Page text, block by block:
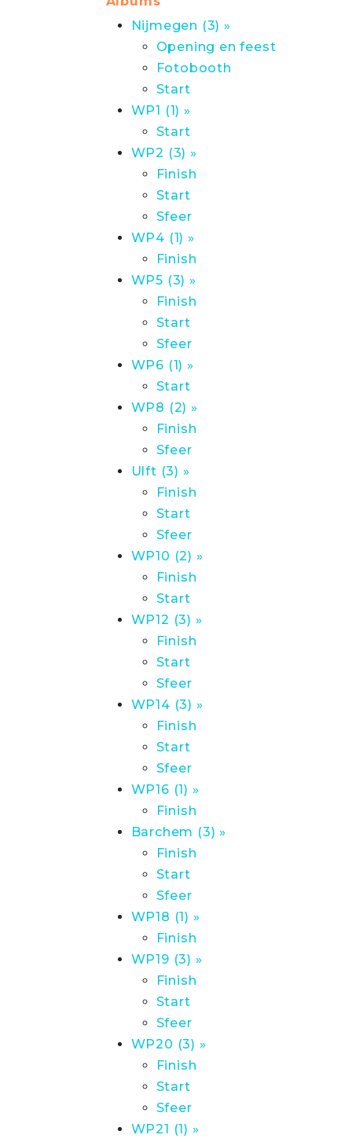
Nijmegen (3) »
Opening en feest
Fotobooth
Start
WP1 (1) »
Start
WP2 (3) »
Finish
Start
Sfeer
WP4 (1) »
Finish
WP5 (3) »
Finish
Start
Sfeer
WP6 (1) »
Start
WP8 (2) »
Finish
Sfeer
Ulft (3) »
Finish
Start
Sfeer
WP10 (2) »
Finish
Start
WP12 (3) »
Finish
Start
Sfeer
WP14 (3) »
Finish
Start
Sfeer
WP16 (1) »
Finish
Barchem (3) »
Finish
Start
Sfeer
WP18 (1) »
Finish
WP19 (3) »
Finish
Start
Sfeer
WP20 (3) »
Finish
Start
Sfeer
WP21 (1) »